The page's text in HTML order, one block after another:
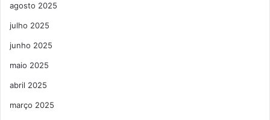
agosto 2025
julho 2025
junho 2025
maio 2025
abril 2025
março 2025